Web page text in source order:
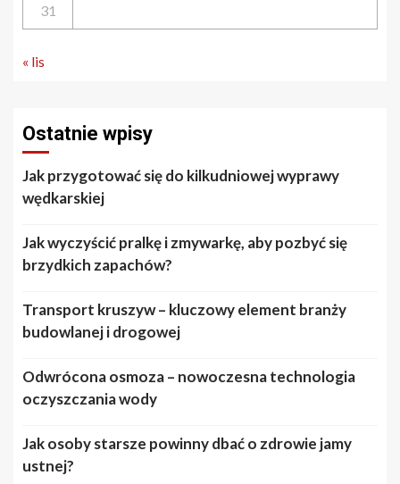
31
« lis
Ostatnie wpisy
Jak przygotować się do kilkudniowej wyprawy
wędkarskiej
Jak wyczyścić pralkę i zmywarkę, aby pozbyć się
brzydkich zapachów?
Transport kruszyw – kluczowy element branży
budowlanej i drogowej
Odwrócona osmoza – nowoczesna technologia
oczyszczania wody
Jak osoby starsze powinny dbać o zdrowie jamy
ustnej?